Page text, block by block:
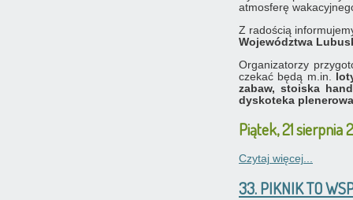
atmosferę
Z radością
Województwa
Organizatorzy
czekać będą m.in.
zabaw, stoiska
dyskoteka plenerowa
Piątek, 21 sierpnia
Czytaj więcej...
33. PIKNIK TO